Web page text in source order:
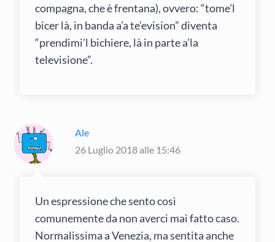
compagna, che è frentana), ovvero: “tome’l
bicer là, in banda a’a te’evision” diventa
“prendimi’l bichiere, là in parte a’la
televisione”.
Ale
26 Luglio 2018 alle 15:46
Un espressione che sento così
comunemente da non averci mai fatto caso.
Normalissima a Venezia, ma sentita anche